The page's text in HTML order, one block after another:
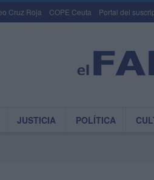
Cruz Roja COPE Ceuta Portal del
JUSTICIA POLÍTICA